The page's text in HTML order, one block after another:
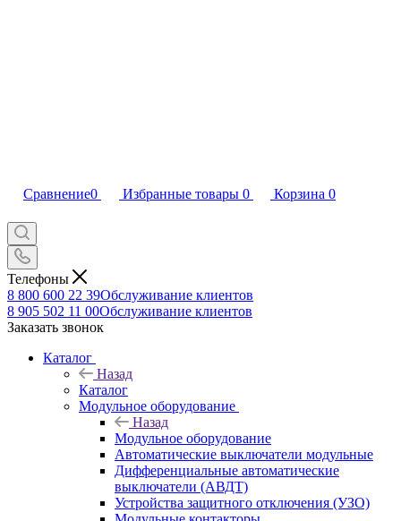
Сравнение0 Избранные товары 0 Корзина 0
Телефоны
8 800 600 22 39Обслуживание клиентов
8 905 502 11 00Обслуживание клиентов
Заказать звонок
Каталог
Назад
Каталог
Модульное оборудование
Назад
Модульное оборудование
Автоматические выключатели модульные
Дифференциальные автоматические
выключатели (АВДТ)
Устройства защитного отключения (УЗО)